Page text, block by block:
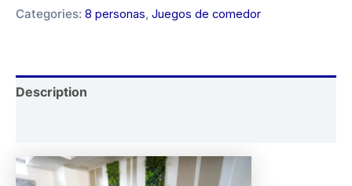
-
Categories: 8 personas, Juegos de comedor
Description